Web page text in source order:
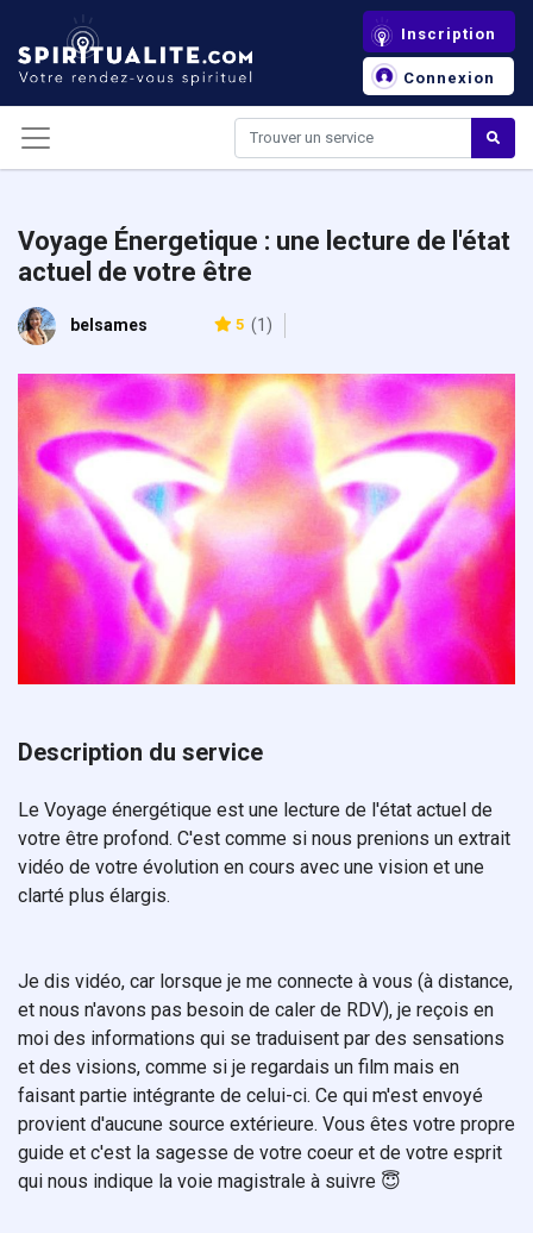
Inscription
Connexion
Voyage Énergetique : une lecture de l'état
actuel de votre être
belsames 5 (1)
Description du service
Le Voyage énergétique est une lecture de l'état actuel de
votre être profond. C'est comme si nous prenions un extrait
vidéo de votre évolution en cours avec une vision et une
clarté plus élargis.
Je dis vidéo, car lorsque je me connecte à vous (à distance,
et nous n'avons pas besoin de caler de RDV), je reçois en
moi des informations qui se traduisent par des sensations
et des visions, comme si je regardais un film mais en
faisant partie intégrante de celui-ci. Ce qui m'est envoyé
provient d'aucune source extérieure. Vous êtes votre propre
guide et c'est la sagesse de votre coeur et de votre esprit
qui nous indique la voie magistrale à suivre 😇